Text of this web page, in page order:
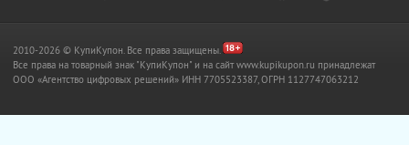
2010-2026 © КупиКупон. Все права защищены.
Все права на товарный знак "КупиКупон" и на сайт www.kupikupon.ru принадлежат
OOO «Агентство цифровых решений» ИНН 7705523387, ОГРН 1127747063212